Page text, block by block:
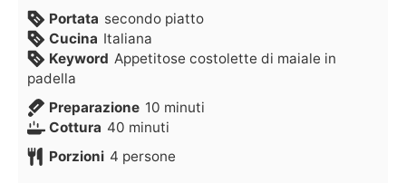
Portata secondo piatto
Cucina Italiana
Keyword Appetitose costolette di maiale in
padella
Preparazione 10 minuti
Cottura 40 minuti
Porzioni 4 persone